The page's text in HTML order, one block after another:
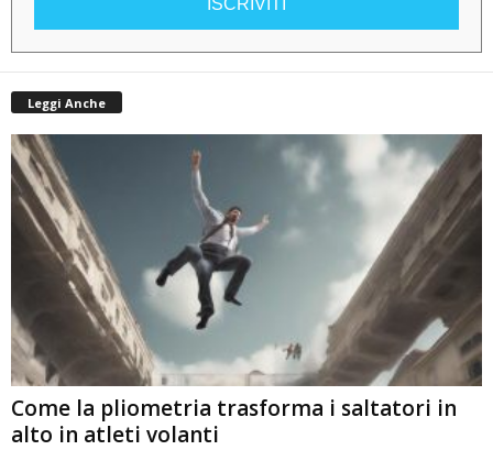
ISCRIVITI
Leggi Anche
Come la pliometria trasforma i saltatori in
alto in atleti volanti